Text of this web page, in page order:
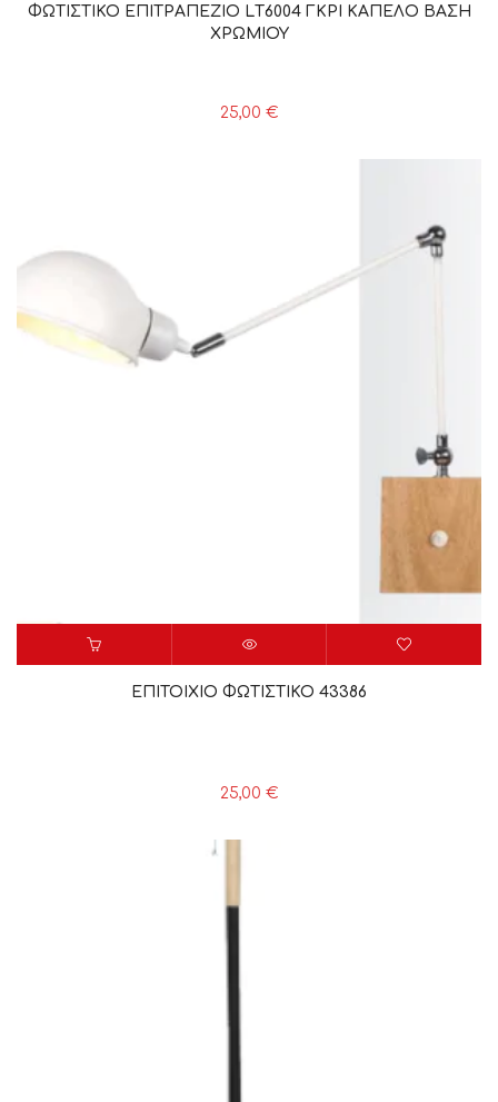
ΦΩΤΙΣΤΙΚΟ ΕΠΙΤΡΑΠΕΖΙΟ LΤ6004 ΓΚΡΙ ΚΑΠΕΛΟ ΒΑΣΗ
ΧΡΩΜΙΟΥ
25,00 €
ΕΠΙΤΟΙΧΙΟ ΦΩΤΙΣΤΙΚΟ 43386
25,00 €